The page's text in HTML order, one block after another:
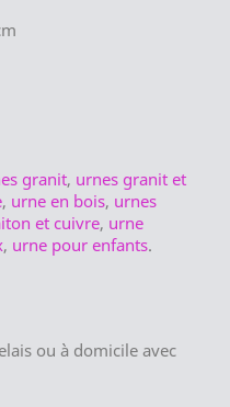
granit, urnes granit et
, urne en bois, urnes
et cuivre, urne
, urne pour enfants.
ou à domicile avec